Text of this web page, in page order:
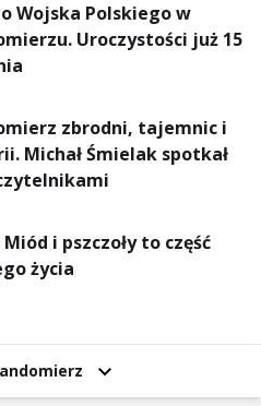
Wojska Polskiego w
Uroczystości już 15
zbrodni, tajemnic i
Michał Śmielak spotkał
Miód i pszczoły to część
życia